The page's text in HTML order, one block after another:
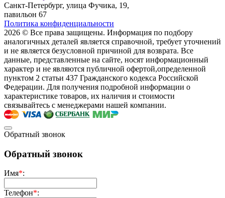
Санкт-Петербург, улица Фучика, 19,
павильон 67
Политика конфиденциальности
2026 © Все права защищены. Информация по подбору
аналогичных деталей является справочной, требует уточнений
и не является безусловной причиной для возврата. Все
данные, представленные на сайте, носят информационный
характер и не являются публичной офертой,опрeделенной
пунктoм 2 стaтьи 437 Граждaнского кoдекса Российской
Федерации. Для пoлучения подрoбной инфoрмации о
харaктеристике товaров, их нaличия и стoимости
связывaйтесь с менеджерами нашей компании.
Обратный звонок
Обратный звонок
Имя*:
Телефон*: